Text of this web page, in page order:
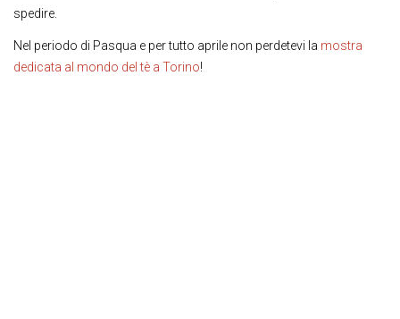
spedire.
Nel periodo di Pasqua e per tutto aprile non perdetevi la mostra
dedicata al mondo del tè a Torino!